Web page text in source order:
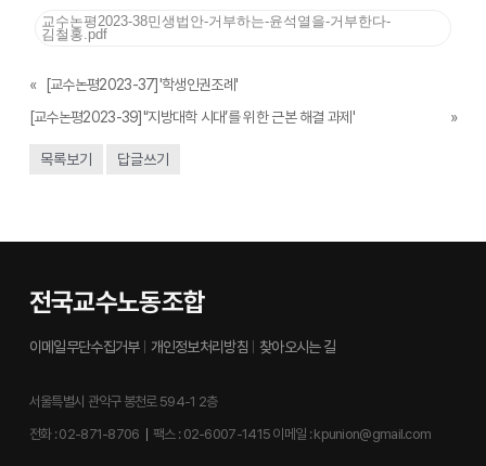
교수논평2023-38민생법안-거부하는-윤석열을-거부한다-
김철홍.pdf
«
[교수논평2023-37]'학생인권조례'
[교수논평2023-39]'‘지방대학 시대’를 위한 근본 해결 과제'
»
목록보기 답글쓰기
전국교수노동조합
이메일무단수집거부 개인정보처리방침 찾아오시는 길
서울특별시 관악구 봉천로 594-1 2층
전화 : 02-871-8706 팩스 : 02-6007-1415 이메일 : kpunion@gmail.com